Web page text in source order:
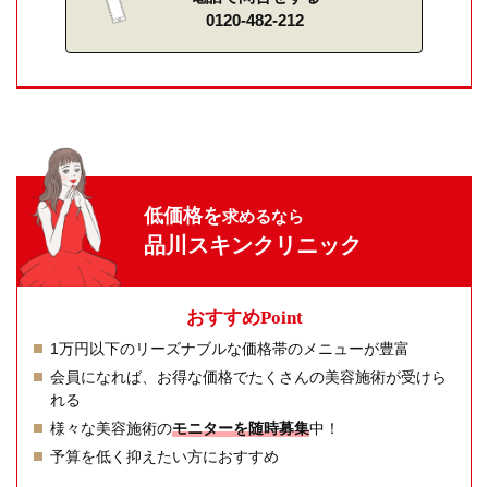
0120-482-212
低価格を求めるなら
品川スキンクリニック
おすすめPoint
1万円以下のリーズナブルな価格帯のメニューが豊富
会員になれば、お得な価格でたくさんの美容施術が受けら
れる
様々な美容施術のモニターを随時募集中！
予算を低く抑えたい方におすすめ